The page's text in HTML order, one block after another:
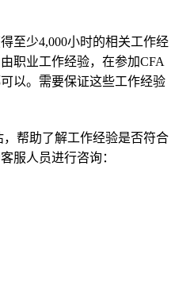
至少4,000小时的相关工作经
职业工作经验，在参加CFA
以。需要保证这些工作经验
，帮助了解工作经验是否符合
服人员进行咨询：